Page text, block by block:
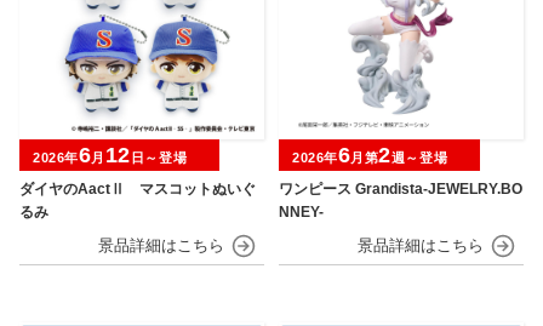
ダイヤのAactⅡ マスコットぬいぐ
るみ
2026年6月 12 日～登場
ワンピース Grandista-JEWELRY.BO
NNEY-
2026年6月第2週～登場